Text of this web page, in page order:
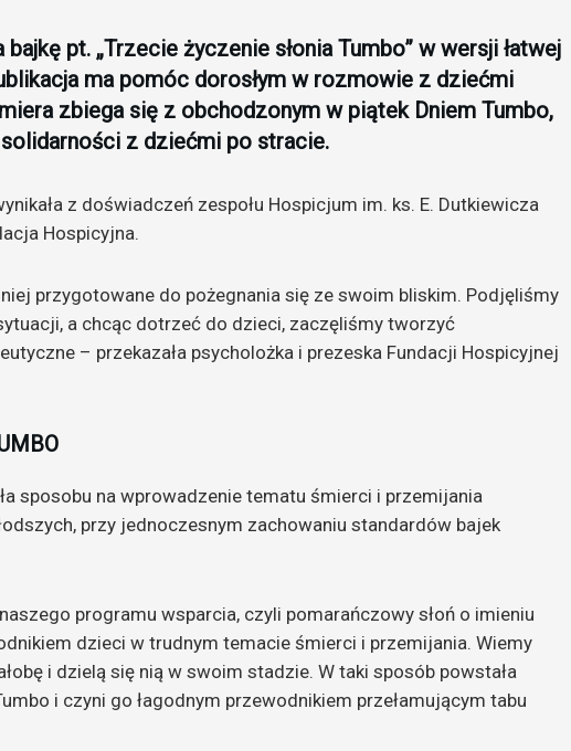
bajkę pt. „Trzecie życzenie słonia Tumbo” w wersji łatwej
ma pomóc dorosłym w rozmowie z dziećmi
zbiega się z obchodzonym w piątek Dniem Tumbo,
z dziećmi po stracie.
z doświadczeń zespołu Hospicjum im. ks. E. Dutkiewicza
Hospicyjna.
przygotowane do pożegnania się ze swoim bliskim. Podjęliśmy
a chcąc dotrzeć do dzieci, zaczęliśmy tworzyć
– przekazała psycholożka i prezeska Fundacji Hospicyjnej
sposobu na wprowadzenie tematu śmierci i przemijania
przy jednoczesnym zachowaniu standardów bajek
programu wsparcia, czyli pomarańczowy słoń o imieniu
dzieci w trudnym temacie śmierci i przemijania. Wiemy
i dzielą się nią w swoim stadzie. W taki sposób powstała
i czyni go łagodnym przewodnikiem przełamującym tabu